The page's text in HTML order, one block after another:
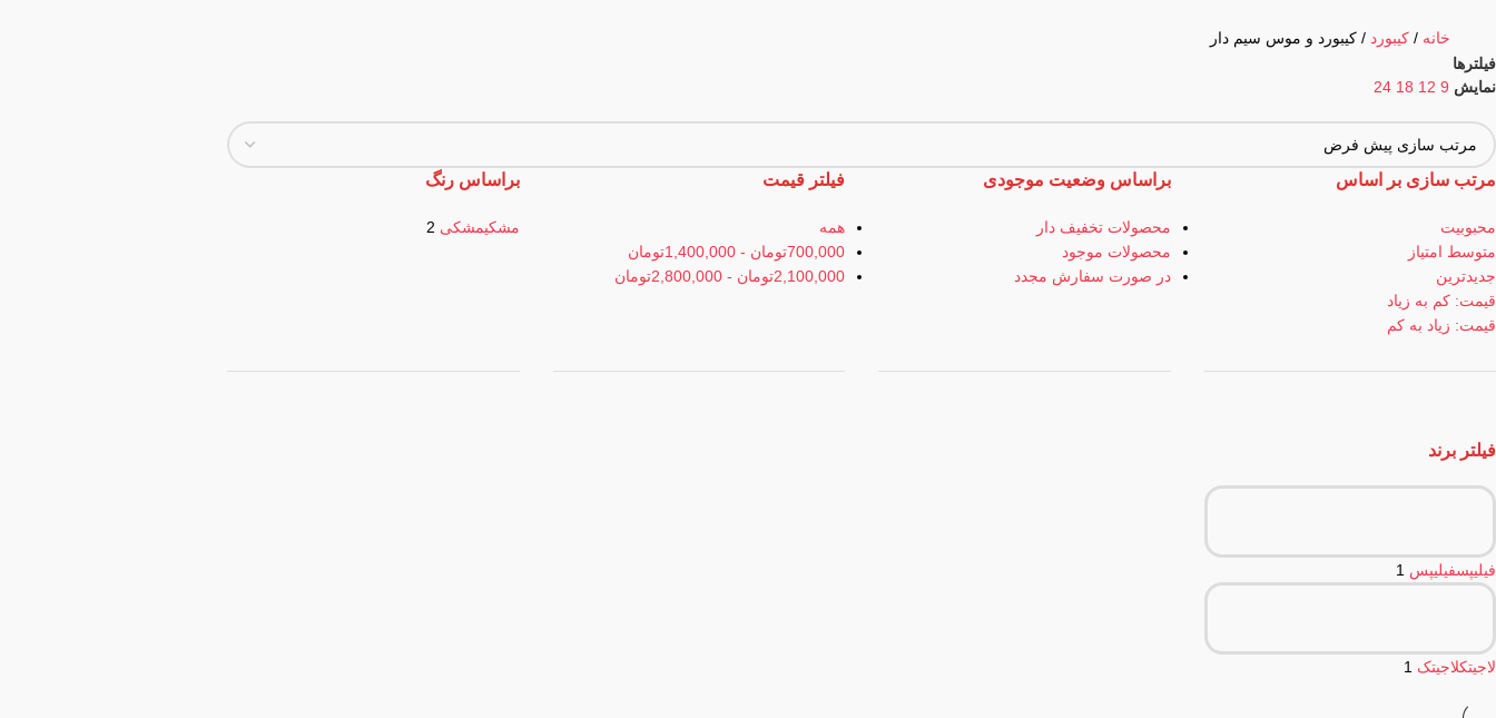
خانه کیبورد
کیبورد و موس سیم دار
فیلترها
نمایش 9
12
18
24
مرتب سازی بر اساس
محبوبیت
متوسط امتیاز
جدیدترین
قیمت: کم به زیاد
قیمت: زیاد به کم
براساس وضعیت موجودی
محصولات تخفیف دار
محصولات موجود
در صورت سفارش مجدد
فیلتر قیمت
همه
700,000تومان -
1,400,000تومان
2,100,000تومان -
2,800,000تومان
براساس رنگ
مشکیمشکی 2
فیلتر برند
فیلیپسفیلیپس 1
لاجیتکلاجیتک 1